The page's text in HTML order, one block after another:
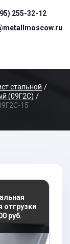
255-32-12
стальной
(09Г2С)
15
отгрузки
руб.